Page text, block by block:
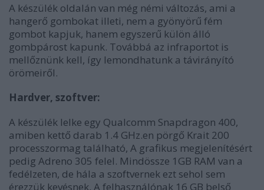
A készülék oldalán van még némi változás, ami a
hangerő gombokat illeti, nem a gyönyörű fém
gombot kapjuk, hanem egyszerű külön álló
gombpárost kapunk. Továbbá az infraportot is
mellőznünk kell, így lemondhatunk a távirányító
örömeiről.
Hardver, szoftver:
A készülék lelke egy Qualcomm Snapdragon 400,
amiben kettő darab 1.4 GHz.en pörgő Krait 200
processzormag található, A grafikus megjelenítésért
pedig Adreno 305 felel. Mindössze 1GB RAM van a
fedélzeten, de hála a szoftvernek ezt sehol sem
érezzük kevésnek. A felhasználónak 16 GB belső